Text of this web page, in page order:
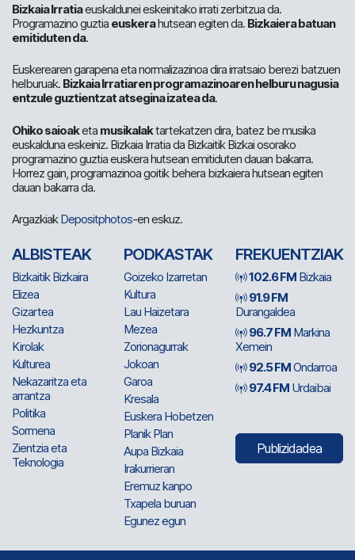
Bizkaia Irratiaeuskaldunei eskeinitako irrati zerbitzua da.
Programazino guztia euskerahutsean egiten da. Bizkaiera batuan
emitiduten da.
Euskerearen garapena eta normalizazinoa dira irratsaio berezi batzuen
helburuak. Bizkaia Irratiaren programazinoaren helburu nagusia
entzule guztientzat atsegina izatea da.
Ohiko saioaketa musikalaktartekatzen dira, batez be musika
euskalduna eskeiniz. Bizkaia Irratia da Bizkaitik Bizkai osorako
programazino guztia euskera hutsean emitiduten dauan bakarra.
Horrez gain, programazinoa goitik behera bizkaiera hutsean egiten
dauan bakarra da.
ArgazkiakDepositphotos-en eskuz.
ALBISTEAK
Bizkaitik Bizkaira
Elizea
Gizartea
Hezkuntza
Kirolak
Kulturea
Nekazaritza eta
arrantza
Politika
Sormena
Zientzia eta
Teknologia
PODKASTAK
Goizeko Izarretan
Kultura
Lau Haizetara
Mezea
Zorionagurrak
Jokoan
Garoa
Kresala
Euskera Hobetzen
Planik Plan
Aupa Bizkaia
Irakurrieran
Eremuz kanpo
Txapela buruan
Egunez egun
FREKUENTZIAK
102.6 FM Bizkaia
91.9 FM
Durangaldea
96.7 FM Markina
Xemein
92.5 FMOndarroa
97.4 FM Urdaibai
Publizidadea